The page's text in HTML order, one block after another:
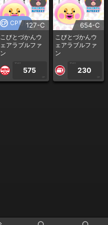
CP専用127-C
こびとづかんウ
ェアラブルファ
ン
1PLAY
575
CP
654-C
こびとづかんウ
ェアラブルファ
ン
1PLAY
230
CP